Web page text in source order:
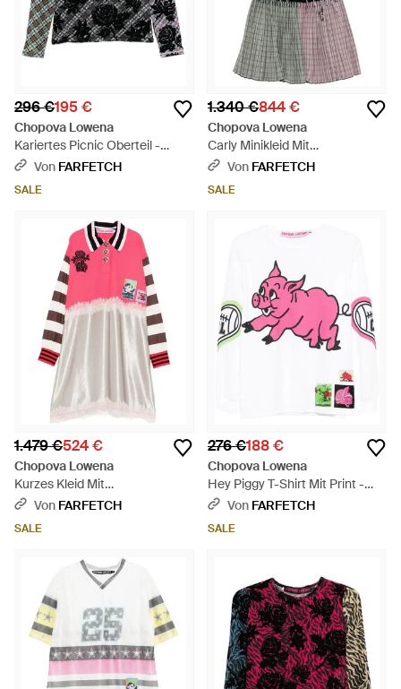
296 €195 €
Chopova Lowena
Kariertes Picnic Oberteil -
Schwarz
Von FARFETCH
SALE
1.340 €844 €
Chopova Lowena
Carly Minikleid Mit
Schottenkaro - Pink
Von FARFETCH
SALE
1.479 €524 €
Chopova Lowena
Kurzes Kleid Mit
Kontrastkragen - Rot
Von FARFETCH
SALE
276 €188 €
Chopova Lowena
Hey Piggy T-Shirt Mit Print -
PinkVon FARFETCH
SALE